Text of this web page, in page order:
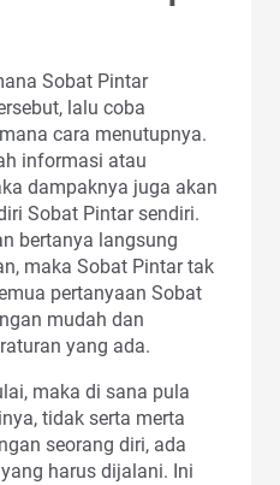
Sobat Pintar
lalu coba
cara menutupnya.
informasi atau
dampaknya juga akan
Sobat Pintar sendiri.
bertanya langsung
maka Sobat Pintar tak
pertanyaan Sobat
mudah dan
yang ada.
maka di sana pula
tidak serta merta
seorang diri, ada
harus dijalani. Ini